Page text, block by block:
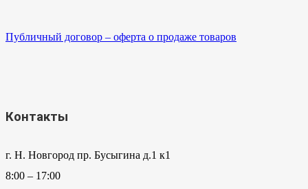
Публичный договор – оферта о продаже товаров
Контакты
г. Н. Новгород пр. Бусыгина д.1 к1
8:00 – 17:00